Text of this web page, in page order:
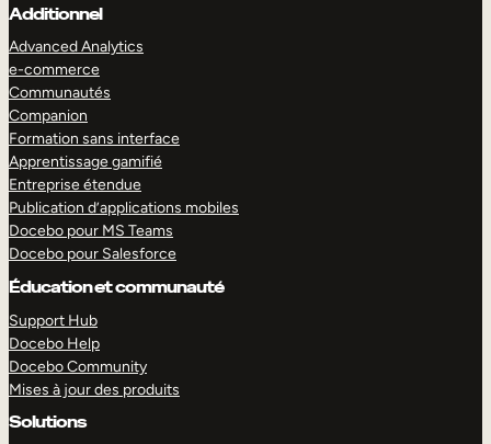
Additionnel
Advanced Analytics
e-commerce
Communautés
Companion
Formation sans interface
Apprentissage gamifié
Entreprise étendue
Publication d’applications mobiles
Docebo pour MS Teams
Docebo pour Salesforce
Éducation et communauté
Support Hub
Docebo Help
Docebo Community
Mises à jour des produits
Solutions